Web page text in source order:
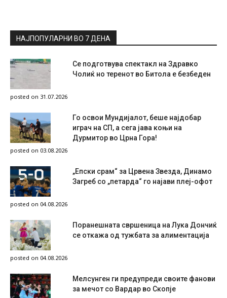
НАЈПОПУЛАРНИ ВО 7 ДЕНА
Се подготвува спектакл на Здравко
Чолиќ но теренот во Битола е безбеден
posted on 31.07.2026
Го освои Мундијалот, беше најдобар
играч на СП, а сега јава коњи на
Дурмитор во Црна Гора!
posted on 03.08.2026
„Епски срам“ за Црвена Звезда, Динамо
Загреб со „петарда“ го најави плеј-офот
posted on 04.08.2026
Поранешната свршеница на Лука Дончиќ
се откажа од тужбата за алиментација
posted on 04.08.2026
Мелсунген ги предупреди своите фанови
за мечот со Вардар во Скопје